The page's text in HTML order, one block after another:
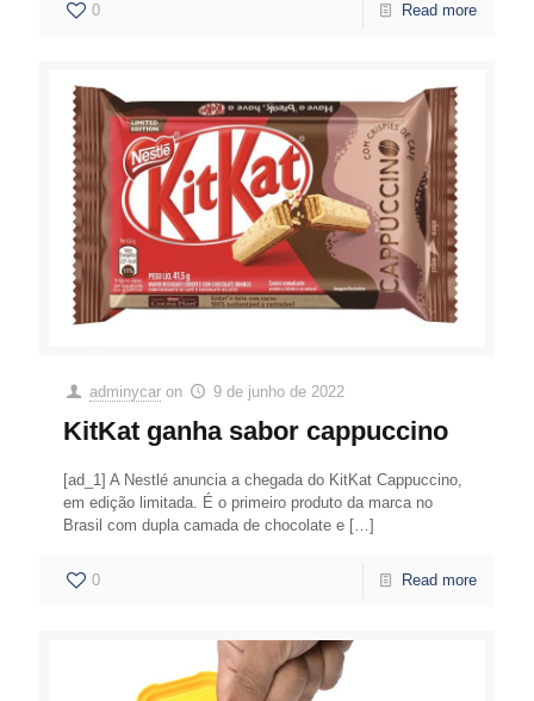
0 Read more
adminycar on 9 de junho de 2022
KitKat ganha sabor cappuccino
[ad_1] A Nestlé anuncia a chegada do KitKat Cappuccino,
em edição limitada. É o primeiro produto da marca no
Brasil com dupla camada de chocolate e […]
0 Read more